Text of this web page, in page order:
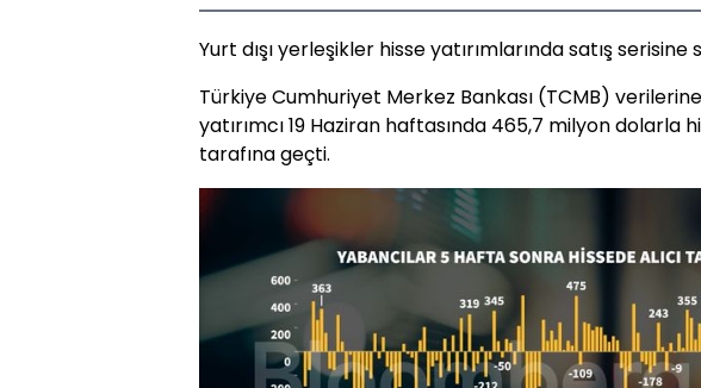
Yurt dışı yerleşikler hisse yatırımlarında satış serisine
Türkiye Cumhuriyet Merkez Bankası (TCMB)
yatırımcı 19 Haziran haftasında 465,7 milyon dolarla
tarafına geçti.